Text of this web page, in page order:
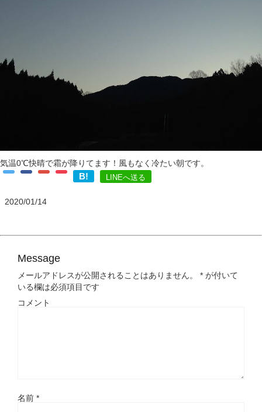
気温0℃快晴で霜が降りてます！風もなく冷たい朝です。
B! LINEへ送る
2020/01/14
Message
メールアドレスが公開されることはありません。 * が付いて
いる欄は必須項目です
コメント
名前 *